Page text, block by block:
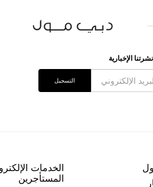
اﻹﺧﺒﺎﺭﻳﺔ
اﻟﺘﺴﺠﻴﻞ
اﻟﺨﺪﻣﺎﺕ
اﻟﻤﺴﺘﺄﺟﺮﻳﻦ